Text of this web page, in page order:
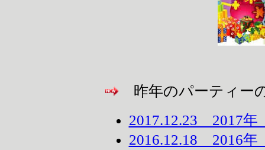
昨年のパーティー
2017.12.23 2017
2016.12.18 2016